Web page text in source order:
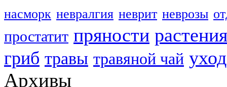
насморк невралгия неврит неврозы
простатит пряности растения
гриб травы травяной чай уход
Архивы